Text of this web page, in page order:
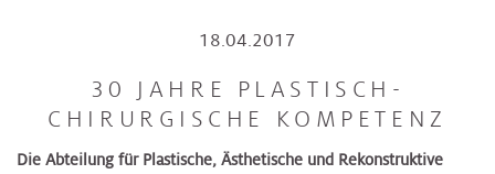
18.04.2017
30 JAHRE PLASTISCH-
CHIRURGISCHE KOMPETENZ
Die Abteilung für Plastische, Ästhetische und Rekonstruktive